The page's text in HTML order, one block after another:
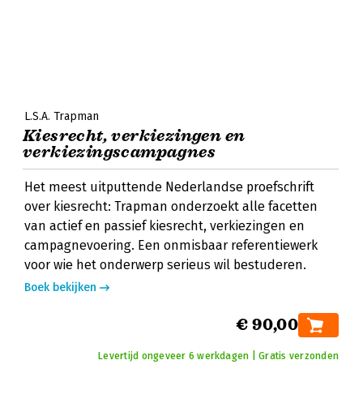
L.S.A. Trapman
Kiesrecht, verkiezingen en
verkiezingscampagnes
Het meest uitputtende Nederlandse proefschrift
over kiesrecht: Trapman onderzoekt alle facetten
van actief en passief kiesrecht, verkiezingen en
campagnevoering. Een onmisbaar referentiewerk
voor wie het onderwerp serieus wil bestuderen.
Boek bekijken
€ 90,00
Levertijd ongeveer 6 werkdagen | Gratis verzonden